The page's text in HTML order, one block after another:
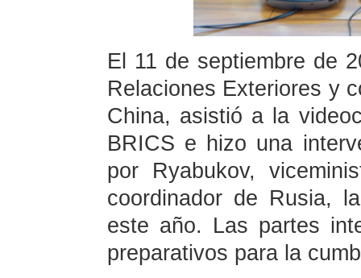
El 11 de septiembre de
Relaciones Exteriores y
China, asistió a la
BRICS e hizo una
por Ryabukov,
coordinador de Rusia,
este año. Las partes
preparativos para la